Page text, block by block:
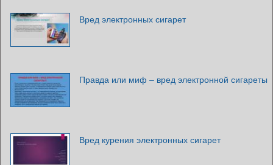
Вред электронных сигарет
Правда или миф – вред электронной сигареты
Вред курения электронных сигарет